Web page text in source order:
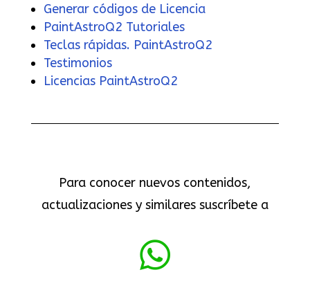
Generar códigos de Licencia
PaintAstroQ2 Tutoriales
Teclas rápidas. PaintAstroQ2
Testimonios
Licencias PaintAstroQ2
Para conocer nuevos contenidos,
actualizaciones y similares suscríbete a
